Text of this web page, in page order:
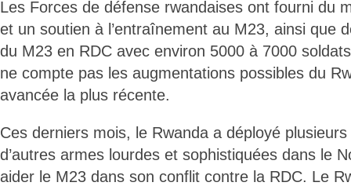
Les Forces de défense rwandaises ont fourni du
et un soutien à l’entraînement au M23, ainsi que
du M23 en RDC avec environ 5000 à 7000
ne compte pas les augmentations possibles du
avancée la plus récente.
Ces derniers mois, le Rwanda a déployé
d’autres armes lourdes et sophistiquées dans le
aider le M23 dans son conflit contre la RDC. Le